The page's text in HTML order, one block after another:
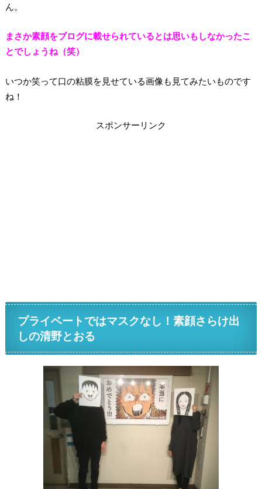
ん。
まさか素顔をブログに載せられているとは思いもしなかったこ
とでしょうね（笑）
いつか笑って口の粘膜を見せている画像も見てみたいものです
ね！
スポンサーリンク
プライベートではマスクなし！素顔さらけ出
しの清野とおる